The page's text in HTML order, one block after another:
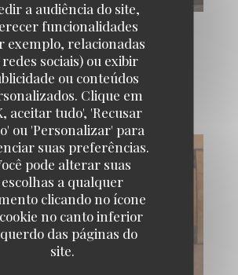
a audiência do site,
funcionalidades
exemplo, relacionadas
redes sociais) ou exibir
ou conteúdos
Clique em
aceitar tudo', 'Recusar
ou 'Personalizar' para
suas preferências.
pode alterar suas
escolhas a qualquer
clicando no ícone
no canto inferior
das páginas do
site.
La carte